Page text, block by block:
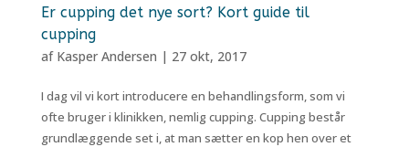
Er cupping det nye sort? Kort guide til
cupping
af Kasper Andersen | 27 okt, 2017
I dag vil vi kort introducere en behandlingsform, som vi
ofte bruger i klinikken, nemlig cupping. Cupping består
grundlæggende set i, at man sætter en kop hen over et